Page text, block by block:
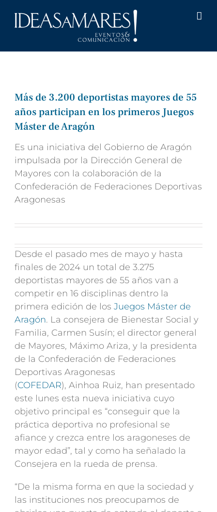
Más de 3.200 deportistas mayores de 55
años participan en los primeros Juegos
Máster de Aragón
Es una iniciativa del Gobierno de Aragón
impulsada por la Dirección General de
Mayores con la colaboración de la
Confederación de Federaciones Deportivas
Aragonesas
Desde el pasado mes de mayo y hasta
finales de 2024 un total de 3.275
deportistas mayores de 55 años van a
competir en 16 disciplinas dentro la
primera edición de los Juegos Máster de
Aragón. La consejera de Bienestar Social y
Familia, Carmen Susín; el director general
de Mayores, Máximo Ariza, y la presidenta
de la Confederación de Federaciones
Deportivas Aragonesas
(COFEDAR), Ainhoa Ruiz, han presentado
este lunes esta nueva iniciativa cuyo
objetivo principal es “conseguir que la
práctica deportiva no profesional se
afiance y crezca entre los aragoneses de
mayor edad”, tal y como ha señalado la
Consejera en la rueda de prensa.
“De la misma forma en que la sociedad y
las instituciones nos preocupamos de